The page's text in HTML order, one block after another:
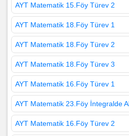
AYT Matematik 15.Föy Türev 2
AYT Matematik 18.Föy Türev 1
AYT Matematik 18.Föy Türev 2
AYT Matematik 18.Föy Türev 3
AYT Matematik 16.Föy Türev 1
AYT Matematik 23.Föy İntegralde
AYT Matematik 16.Föy Türev 2